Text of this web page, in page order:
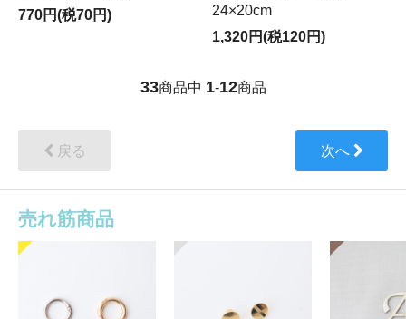
770円(税70円)
24×20cm
1,320円(税120円)
33商品中 1-12商品
戻る 次へ
売れ筋商品